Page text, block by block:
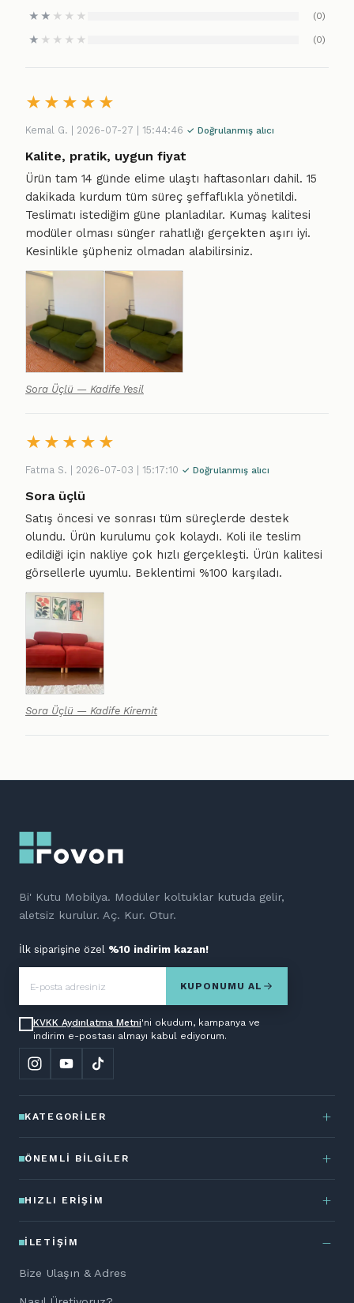
★ ★ ★ ★ ★ (0)
★ ★ ★ ★ ★ (0)
★ ★ ★ ★ ★
Kemal G. | 2026-07-27 | 15:44:46 ✓ Doğrulanmış alıcı
Kalite, pratik, uygun fiyat
Ürün tam 14 günde elime ulaştı haftasonları dahil. 15
dakikada kurdum tüm süreç şeffaflıkla yönetildi.
Teslimatı istediğim güne planladılar. Kumaş kalitesi
modüler olması sünger rahatlığı gerçekten aşırı iyi.
Kesinlikle şüpheniz olmadan alabilirsiniz.
Sora Üçlü — Kadife Yesil
★ ★ ★ ★ ★
Fatma S. | 2026-07-03 | 15:17:10 ✓ Doğrulanmış alıcı
Sora üçlü
Satış öncesi ve sonrası tüm süreçlerde destek
olundu. Ürün kurulumu çok kolaydı. Koli ile teslim
edildiği için nakliye çok hızlı gerçekleşti. Ürün kalitesi
görsellerle uyumlu. Beklentimi %100 karşıladı.
Sora Üçlü — Kadife Kiremit
Bi' Kutu Mobilya. Modüler koltuklar kutuda gelir,
aletsiz kurulur. Aç. Kur. Otur.
İlk siparişine özel %10 indirim kazan!
KUPONUMU AL
KVKK Aydınlatma Metni'ni okudum, kampanya ve
indirim e-postası almayı kabul ediyorum.
KATEGORILER
ÖNEMLI BILGILER
HIZLI ERIŞIM
İLETIŞIM
Bize Ulaşın & Adres